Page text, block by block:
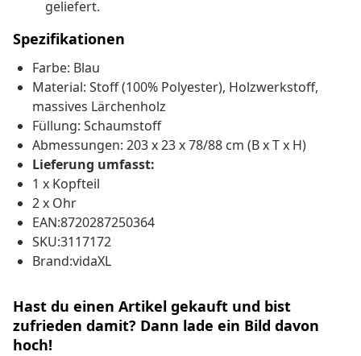
geliefert.
Spezifikationen
Farbe: Blau
Material: Stoff (100% Polyester), Holzwerkstoff,
massives Lärchenholz
Füllung: Schaumstoff
Abmessungen: 203 x 23 x 78/88 cm (B x T x H)
Lieferung umfasst:
1 x Kopfteil
2 x Ohr
EAN:8720287250364
SKU:3117172
Brand:vidaXL
Hast du einen Artikel gekauft und bist
zufrieden damit? Dann lade ein Bild davon
hoch!